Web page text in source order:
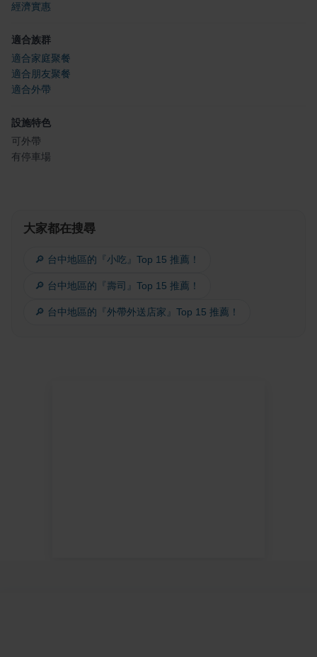
經濟實惠
適合族群
適合家庭聚餐
適合朋友聚餐
適合外帶
設施特色
可外帶
有停車場
大家都在搜尋
🔎 台中地區的『小吃』Top 15 推薦！
🔎 台中地區的『壽司』Top 15 推薦！
🔎 台中地區的『外帶外送店家』Top 15 推薦！